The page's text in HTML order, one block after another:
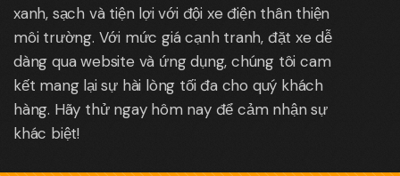
xanh, sạch và tiện lợi với đội xe điện thân thiện
môi trường. Với mức giá cạnh tranh, đặt xe dễ
dàng qua website và ứng dụng, chúng tôi cam
kết mang lại sự hài lòng tối đa cho quý khách
hàng. Hãy thử ngay hôm nay để cảm nhận sự
khác biệt!